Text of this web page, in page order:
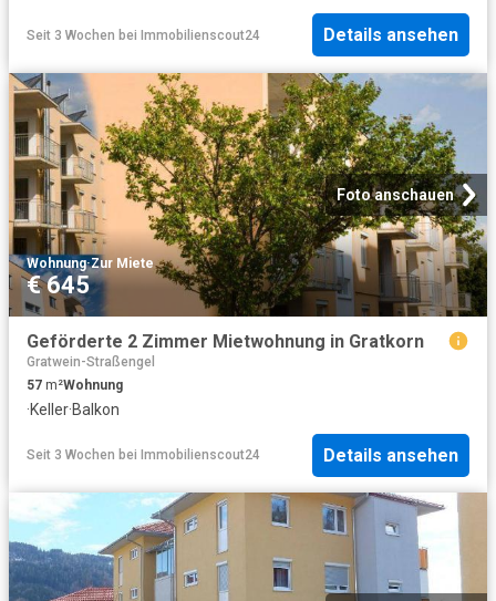
Seit 3 Wochen bei Immobilienscout24 Details ansehen
Foto anschauen
Wohnung·Zur Miete
€ 645
Geförderte 2 Zimmer Mietwohnung in Gratkorn
Gratwein-Straßengel
57 m²Wohnung
·Keller·Balkon
Seit 3 Wochen bei Immobilienscout24 Details ansehen